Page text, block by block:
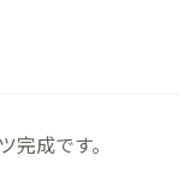
成です。